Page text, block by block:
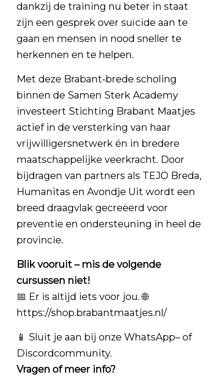
dankzij de training nu beter in staat
zijn een gesprek over suïcide aan te
gaan en mensen in nood sneller te
herkennen en te helpen.
Met deze Brabant‐brede scholing
binnen de Samen Sterk Academy
investeert Stichting Brabant Maatjes
actief in de versterking van haar
vrijwilligersnetwerk én in bredere
maatschappelijke veerkracht. Door
bijdragen van partners als TEJO Breda,
Humanitas en Avondje Uit wordt een
breed draagvlak gecreëerd voor
preventie en ondersteuning in heel de
provincie.
Blik vooruit – mis de volgende
cursussen niet!
📅 Er is altijd iets voor jou. 🌐
https://shop.brabantmaatjes.nl/
📱 Sluit je aan bij onze WhatsApp– of
Discordcommunity.
Vragen of meer info?